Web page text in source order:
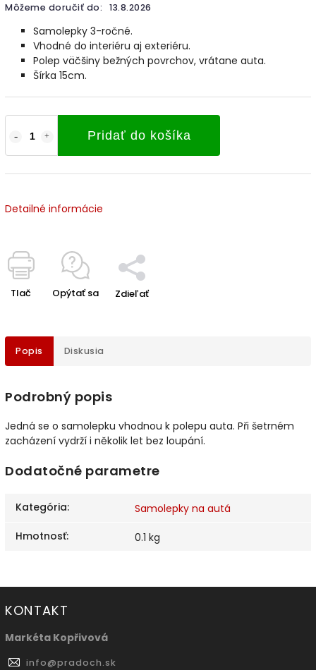
Môžeme doručiť do: 13.8.2026
Pridať do košíka
Samolepky 3-ročné.
Vhodné do interiéru aj exteriéru.
Polep väčšiny bežných povrchov, vrátane auta.
Šírka 15cm.
Detailné informácie
Tlač Opýtať sa Zdieľať
Popis Diskusia
Podrobný popis
Jedná se o samolepku vhodnou k polepu auta. Při šetrném
zacházení vydrží i několik let bez loupání.
Dodatočné parametre
Kategória:
Samolepky na autá
Hmotnosť: 0.1 kg
KONTAKT
Markéta Kopřivová
info@pradoch.sk